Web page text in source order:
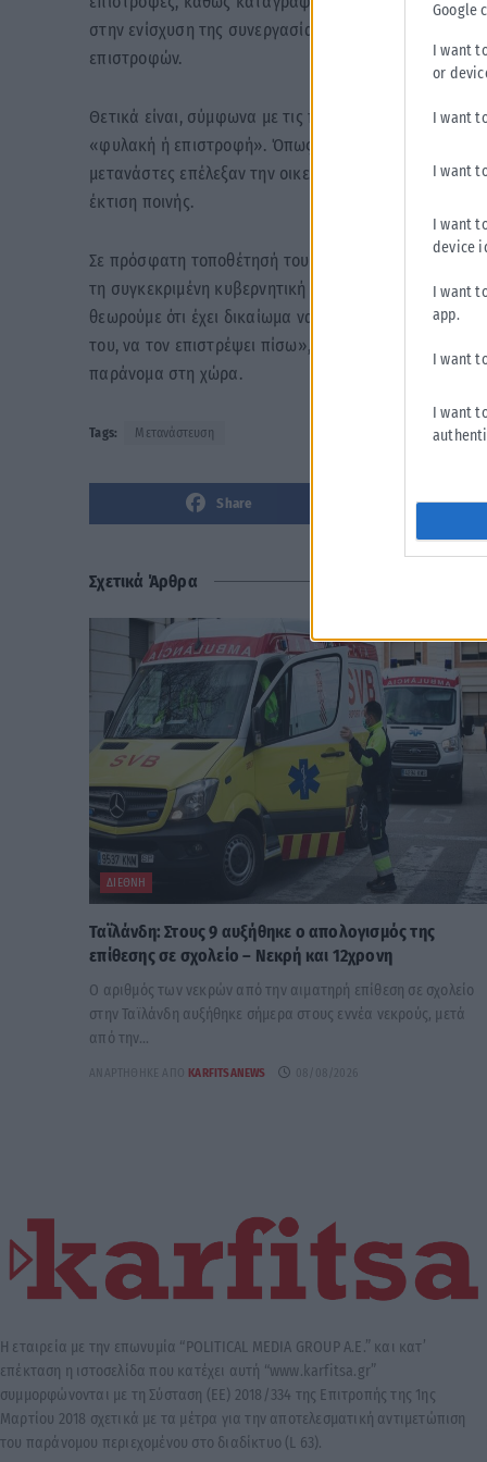
Google
I want
or
I want
I want
I want
device
I want
app.
I want
I want
στην ενίσχυση της συνεργασίας με τις χώρες
επιστροφών.
Θετικά είναι, σύμφωνα με τις πηγές του
«φυλακή ή επιστροφή». Όπως αναφέρουν, από τον
μετανάστες επέλεξαν την οικειοθελή επιστροφή
έκτιση ποινής.
Σε πρόσφατη τοποθέτησή του στη Βουλή, ο υπουργός
τη συγκεκριμένη κυβερνητική επιλογή, δηλώνοντας
θεωρούμε ότι έχει δικαίωμα να παραμείνει και η
του, να τον επιστρέψει πίσω», ενώ συμπλήρωσε ότι
παράνομα στη χώρα.
Tags: Μετανάστευση
Share
Σχετικά Άρθρα
ΔΙΕΘΝΉ
Ταϊλάνδη: Στους 9 αυξήθηκε ο απολογισμός της
επίθεσης σε σχολείο – Νεκρή και 12χρονη
Ο αριθμός των νεκρών από την αιματηρή επίθεση σε σχολείο
στην Ταϊλάνδη αυξήθηκε σήμερα στους εννέα νεκρούς, μετά
από την...
ΑΝΑΡΤΉΘΗΚΕ ΑΠΌ KARFITSANEWS 08/08/2026
Η εταιρεία με την επωνυμία “POLITICAL MEDIA GROUP A.E.” και κατ’
επέκταση η ιστοσελίδα που κατέχει αυτή “www.karfitsa.gr”
συμμορφώνονται με τη Σύσταση (ΕΕ) 2018/334 της Επιτροπής της 1ης
Μαρτίου 2018 σχετικά με τα μέτρα για την αποτελεσματική αντιμετώπιση
του παράνομου περιεχομένου στο διαδίκτυο (L 63).